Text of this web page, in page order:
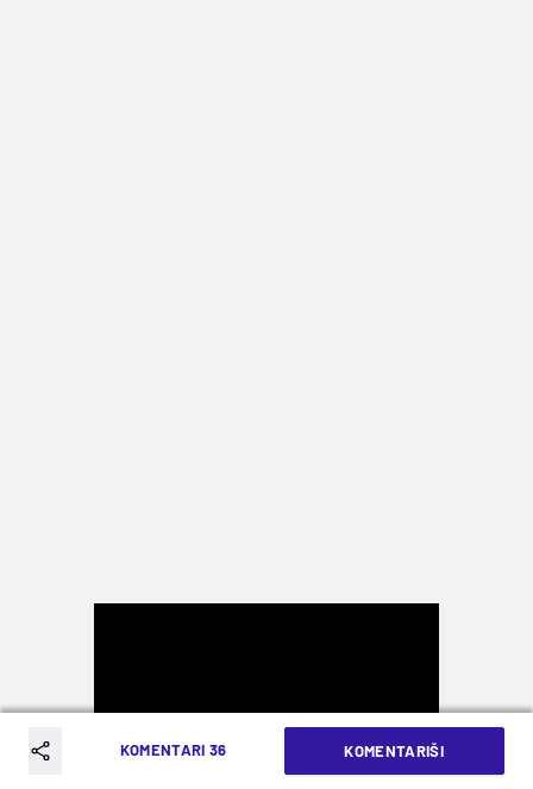
KOMENTARI 36 KOMENTARIŠI